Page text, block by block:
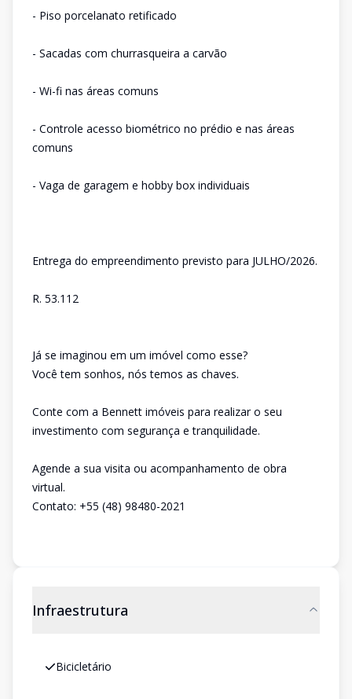
- Piso porcelanato retificado
- Sacadas com churrasqueira a carvão
- Wi-fi nas áreas comuns
- Controle acesso biométrico no prédio e nas áreas
comuns
- Vaga de garagem e hobby box individuais
Entrega do empreendimento previsto para JULHO/2026.
R. 53.112
Já se imaginou em um imóvel como esse?
Você tem sonhos, nós temos as chaves.
Conte com a Bennett imóveis para realizar o seu
investimento com segurança e tranquilidade.
Agende a sua visita ou acompanhamento de obra
virtual.
Contato: +55 (48) 98480-2021
Infraestrutura
Bicicletário